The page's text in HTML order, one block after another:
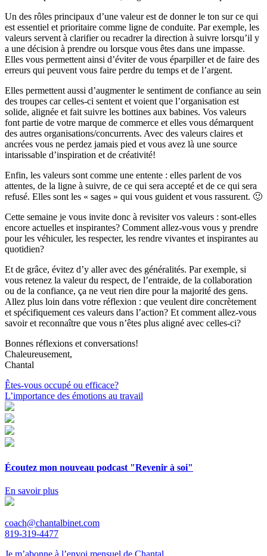
Un des rôles principaux d’une valeur est de donner le ton sur ce qui
est essentiel et prioritaire comme ligne de conduite. Par exemple, les
valeurs servent à clarifier ou recadrer la direction à suivre lorsqu’il y
a une décision à prendre ou lorsque vous êtes dans une impasse.
Elles vous permettent ainsi d’éviter de vous éparpiller et de faire des
erreurs qui peuvent vous faire perdre du temps et de l’argent.
Elles permettent aussi d’augmenter le sentiment de confiance au sein
des troupes car celles-ci sentent et voient que l’organisation est
solide, alignée et fait suivre les bottines aux babines. Vos valeurs
font partie de votre marque de commerce et elles vous démarquent
des autres organisations/concurrents. Avec des valeurs claires et
ancrées vous ne perdez jamais pied et vous avez là une source
intarissable d’inspiration et de créativité!
Enfin, les valeurs sont comme une entente : elles parlent de vos
attentes, de la ligne à suivre, de ce qui sera accepté et de ce qui sera
refusé. Elles sont les « sages » qui vous guident et vous rassurent. 🙂
Cette semaine je vous invite donc à revisiter vos valeurs : sont-elles
encore actuelles et inspirantes? Comment allez-vous vous y prendre
pour les véhiculer, les respecter, les rendre vivantes et inspirantes au
quotidien?
Et de grâce, évitez d’y aller avec des généralités. Par exemple, si
vous retenez la valeur du respect, de l’entraide, de la collaboration
ou de la confiance, ça ne veut rien dire pour la majorité des gens.
Allez plus loin dans votre réflexion : que veulent dire concrètement
et spécifiquement ces valeurs dans l’action? Et comment allez-vous
savoir et reconnaître que vous n’êtes plus aligné avec celles-ci?
Bonnes réflexions et conversations!
Chaleureusement,
Chantal
Navigation
de
l'article
Êtes-vous occupé ou efficace?
L’importance des émotions au travail
Écoutez mon nouveau podcast "Revenir à soi"
En savoir plus
coach@chantalbinet.com
819-319-4477
Je m’abonne à l’envoi mensuel de Chantal